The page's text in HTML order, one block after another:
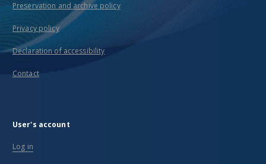
Preservation and archive policy
Privacy policy
Declaration of accessibility
Contact
User's account
Log in